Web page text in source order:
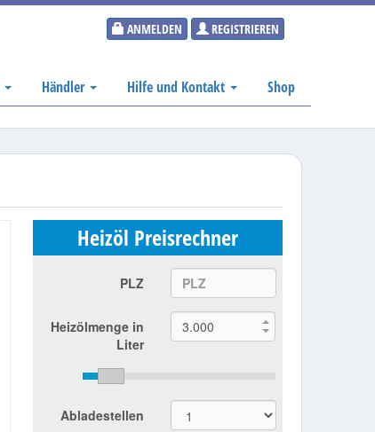
ANMELDEN REGISTRIEREN
Händler Hilfe und Kontakt Shop
Heizöl Preisrechner
PLZ
Heizölmenge in
Liter
Abladestellen